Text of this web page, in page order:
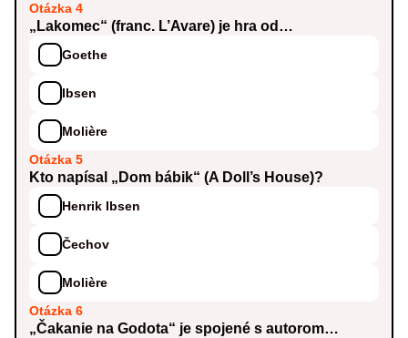
Otázka 4
„Lakomec“ (franc. L’Avare) je hra od…
Goethe
Ibsen
Molière
Otázka 5
Kto napísal „Dom bábik“ (A Doll’s House)?
Henrik Ibsen
Čechov
Molière
Otázka 6
„Čakanie na Godota“ je spojené s autorom…